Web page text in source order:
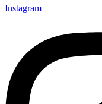
Instagram